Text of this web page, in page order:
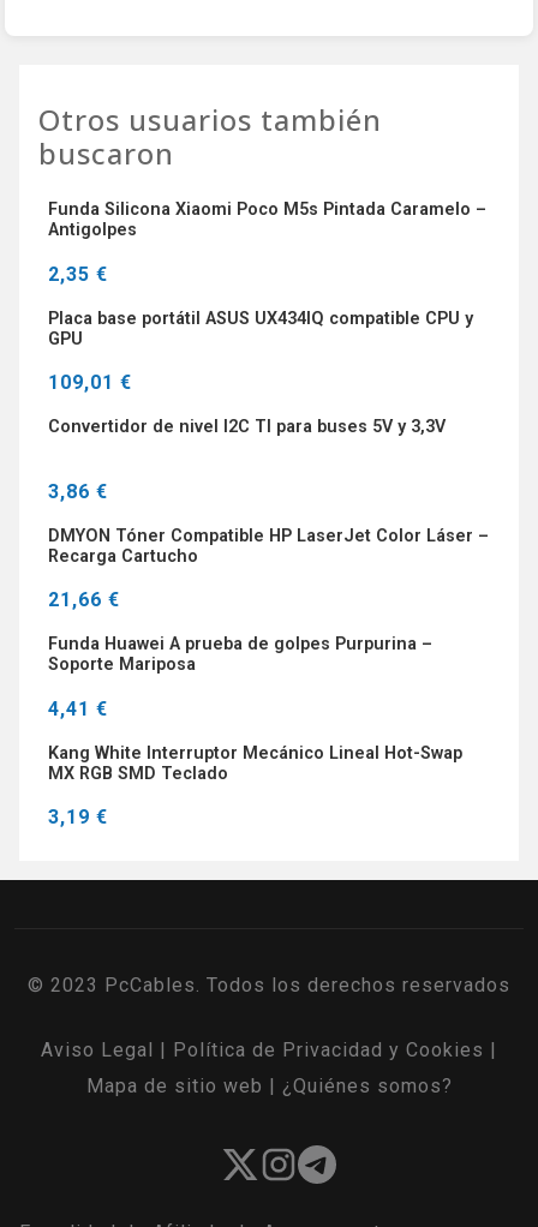
Otros usuarios también
buscaron
Funda Silicona Xiaomi Poco M5s Pintada Caramelo –
Antigolpes
2,35 €
Placa base portátil ASUS UX434IQ compatible CPU y
GPU
109,01 €
Convertidor de nivel I2C TI para buses 5V y 3,3V
3,86 €
DMYON Tóner Compatible HP LaserJet Color Láser –
Recarga Cartucho
21,66 €
Funda Huawei A prueba de golpes Purpurina –
Soporte Mariposa
4,41 €
Kang White Interruptor Mecánico Lineal Hot-Swap
MX RGB SMD Teclado
3,19 €
© 2023 PcCables. Todos los derechos reservados
Aviso Legal Política de Privacidad y Cookies
Mapa de sitio web
¿Quiénes somos?